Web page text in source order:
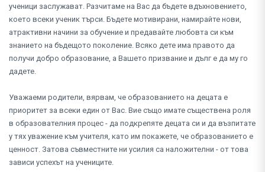
ученици заслужават. Разчитаме на Вас да бъдете вдъхновението,
което всеки ученик търси. Бъдете мотивирани, намирайте нови,
атрактивни начини за обучение и предавайте любовта си към
знанието на бъдещото поколение. Всяко дете има правото да
получи добро образование, а Вашето призвание и дълг е да му го
дадете.
Уважаеми родители, вярвам, че образованието на децата е
приоритет за всеки един от Вас. Вие също имате съществена роля
в образователния процес - да подкрепяте децата си и да възпитате
у тях уважение към учителя, като им покажете, че образованието е
ценност. Затова съвместните ни усилия са наложителни - от това
зависи успехът на учениците.